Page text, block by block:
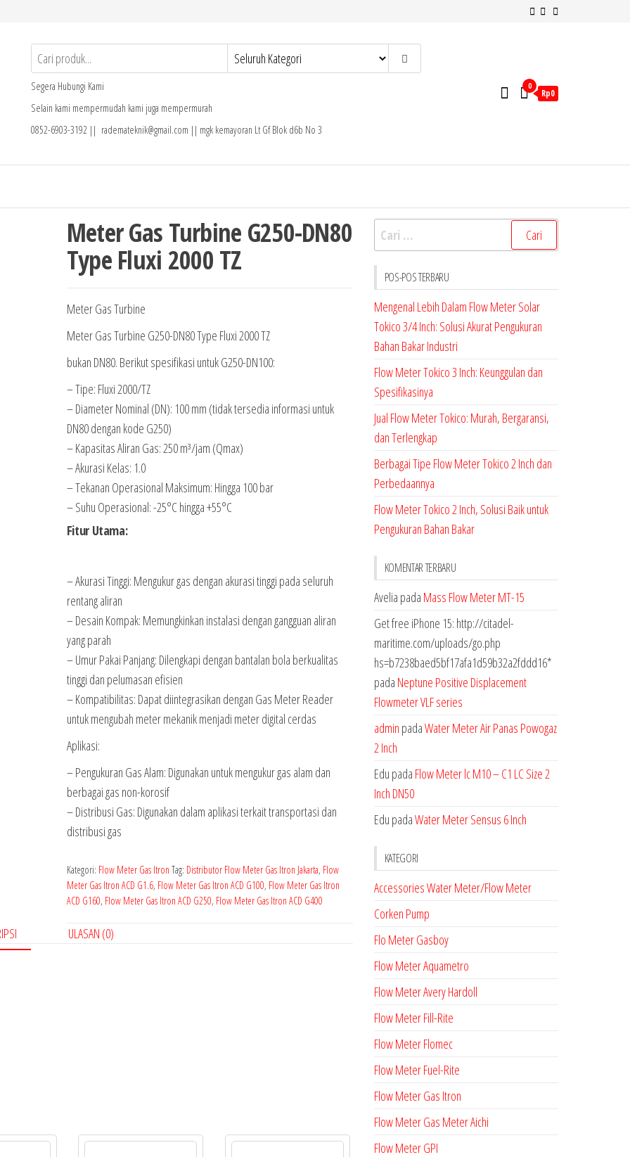
Segera Hubungi Kami
Selain kami mempermudah kami juga mempermurah
0852-6903-3192 || rademateknik@gmail.com || mgk kemayoran Lt Gf Blok d6b No 3
0
Rp0
Meter Gas Turbine G250-DN80
Type Fluxi 2000 TZ
Meter Gas Turbine
Meter Gas Turbine G250-DN80 Type Fluxi 2000 TZ
bukan DN80. Berikut spesifikasi untuk G250-DN100:
– Tipe: Fluxi 2000/TZ
– Diameter Nominal (DN): 100 mm (tidak tersedia informasi untuk
DN80 dengan kode G250)
– Kapasitas Aliran Gas: 250 m³/jam (Qmax)
– Akurasi Kelas: 1.0
– Tekanan Operasional Maksimum: Hingga 100 bar
– Suhu Operasional: -25°C hingga +55°C
Fitur Utama:
– Akurasi Tinggi: Mengukur gas dengan akurasi tinggi pada seluruh
rentang aliran
– Desain Kompak: Memungkinkan instalasi dengan gangguan aliran
yang parah
– Umur Pakai Panjang: Dilengkapi dengan bantalan bola berkualitas
tinggi dan pelumasan efisien
– Kompatibilitas: Dapat diintegrasikan dengan Gas Meter Reader
untuk mengubah meter mekanik menjadi meter digital cerdas
Aplikasi:
– Pengukuran Gas Alam: Digunakan untuk mengukur gas alam dan
berbagai gas non-korosif
– Distribusi Gas: Digunakan dalam aplikasi terkait transportasi dan
distribusi gas
Kategori: Flow Meter Gas Itron Tag: Distributor Flow Meter Gas Itron Jakarta, Flow
Meter Gas Itron ACD G1.6, Flow Meter Gas Itron ACD G100, Flow Meter Gas Itron
ACD G160, Flow Meter Gas Itron ACD G250, Flow Meter Gas Itron ACD G400
ULASAN (0)
Cari
untuk:
POS-POS TERBARU
Mengenal Lebih Dalam Flow Meter Solar
Tokico 3/4 Inch: Solusi Akurat Pengukuran
Bahan Bakar Industri
Flow Meter Tokico 3 Inch: Keunggulan dan
Spesifikasinya
Jual Flow Meter Tokico: Murah, Bergaransi,
dan Terlengkap
Berbagai Tipe Flow Meter Tokico 2 Inch dan
Perbedaannya
Flow Meter Tokico 2 Inch, Solusi Baik untuk
Pengukuran Bahan Bakar
KOMENTAR TERBARU
Avelia pada Mass Flow Meter MT-15
Get free iPhone 15: http://citadel-
maritime.com/uploads/go.php
hs=b7238baed5bf17afa1d59b32a2fddd16*
pada Neptune Positive Displacement
Flowmeter VLF series
admin padaWater Meter Air Panas Powogaz
2 Inch
Edu pada Flow Meter lc M10 – C1 LC Size 2
Inch DN50
Edu padaWater Meter Sensus 6 Inch
KATEGORI
Accessories Water Meter/Flow Meter
Corken Pump
Flo Meter Gasboy
Flow Meter Aquametro
Flow Meter Avery Hardoll
Flow Meter Fill-Rite
Flow Meter Flomec
Flow Meter Fuel-Rite
Flow Meter Gas Itron
Flow Meter Gas Meter Aichi
Flow Meter GPI